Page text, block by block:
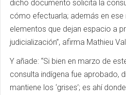
dicho documento solicita la
cómo efectuarla; además en
elementos que dejan espacio a
judicialización”, afirma Mathieu
Y añade: “Si bien en marzo de
consulta indígena fue aprobado,
mantiene los ‘grises’; es ahí